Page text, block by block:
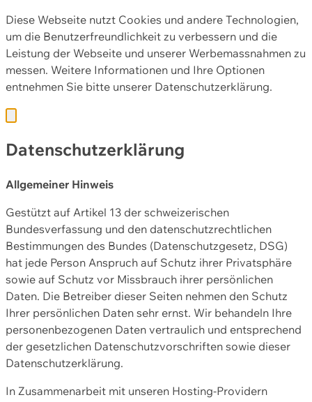
Diese Webseite nutzt Cookies und andere Technologien,
um die Benutzerfreundlichkeit zu verbessern und die
Leistung der Webseite und unserer Werbemassnahmen zu
messen. Weitere Informationen und Ihre Optionen
entnehmen Sie bitte unserer Datenschutzerklärung.
Datenschutzerklärung
Allgemeiner Hinweis
Gestützt auf Artikel 13 der schweizerischen
Bundesverfassung und den datenschutzrechtlichen
Bestimmungen des Bundes (Datenschutzgesetz, DSG)
hat jede Person Anspruch auf Schutz ihrer Privatsphäre
sowie auf Schutz vor Missbrauch ihrer persönlichen
Daten. Die Betreiber dieser Seiten nehmen den Schutz
Ihrer persönlichen Daten sehr ernst. Wir behandeln Ihre
personenbezogenen Daten vertraulich und entsprechend
der gesetzlichen Datenschutzvorschriften sowie dieser
Datenschutzerklärung.
In Zusammenarbeit mit unseren Hosting-Providern